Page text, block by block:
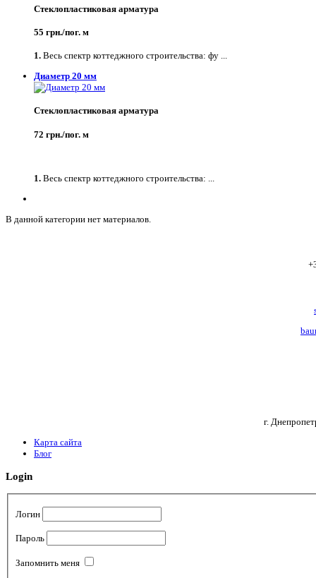
Стеклопластиковая арматура
55 грн./пог. м
1. Весь спектр коттеджного строительства: фу ...
Диаметр 20 мм
Стеклопластиковая арматура
72 грн./пог. м
1. Весь спектр коттеджного строительства: ...
В данной категории нет материалов.
г.
Карта сайта
Блог
Login
Логин
Пароль
Запомнить меня